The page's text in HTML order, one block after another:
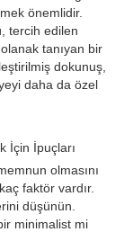
önemlidir.
tercih edilen
tanıyan bir
dokunuş,
daha da özel
İçin İpuçları
olmasını
faktör vardır.
düşünün.
minimalist mi